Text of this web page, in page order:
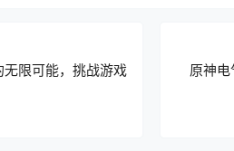
无限可能，挑战游戏
原神电